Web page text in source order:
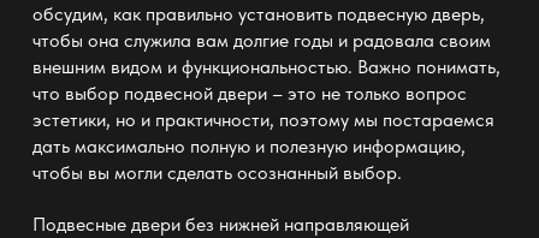
обсудим, как правильно установить подвесную дверь,
чтобы она служила вам долгие годы и радовала своим
внешним видом и функциональностью. Важно понимать,
что выбор подвесной двери – это не только вопрос
эстетики, но и практичности, поэтому мы постараемся
дать максимально полную и полезную информацию,
чтобы вы могли сделать осознанный выбор.
Подвесные двери без нижней направляющей